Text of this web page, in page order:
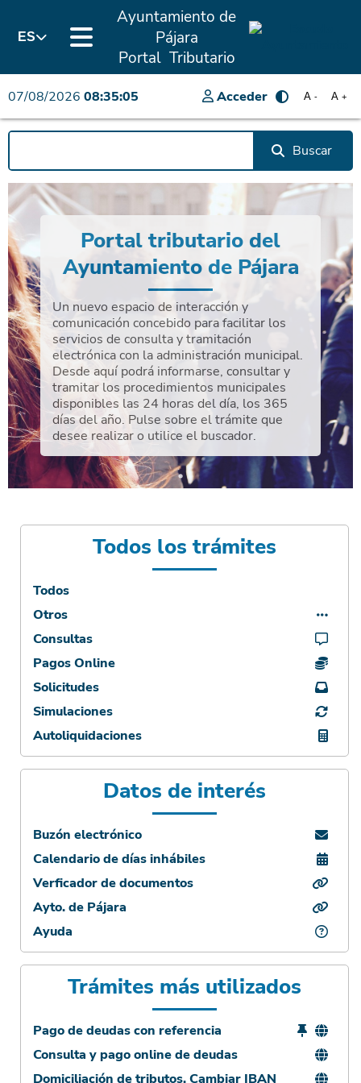
ES
Ayuntamiento de
Pájara
Portal Tributario
07/08/2026 08:35:05 Acceder A +
A -
Buscar
Portal tributario del
Ayuntamiento de Pájara
Un nuevo espacio de interacción y
comunicación concebido para facilitar los
servicios de consulta y tramitación
electrónica con la administración municipal.
Desde aquí podrá informarse, consultar y
tramitar los procedimientos municipales
disponibles las 24 horas del día, los 365
días del año. Pulse sobre el trámite que
desee realizar o utilice el buscador.
Todos los trámites
Todos
Otros
Consultas
Pagos Online
Solicitudes
Simulaciones
Autoliquidaciones
Datos de interés
Buzón electrónico
Calendario de días inhábiles
Verficador de documentos
Ayto. de Pájara
Ayuda
Trámites más utilizados
Pago de deudas con referencia
Consulta y pago online de deudas
Domiciliación de tributos. Cambiar IBAN